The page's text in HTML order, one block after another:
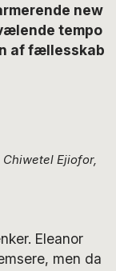
new
tempo
af fællesskab
Ejiofor,
Eleanor
men da